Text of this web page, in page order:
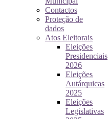
Contactos
Proteção de
dados
Atos Eleitorais
Eleições
Presidenciais
2026
Eleições
Autárquicas
2025
Eleições
Legislativas